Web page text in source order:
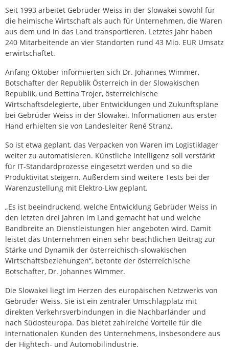
Seit 1993 arbeitet Gebrüder Weiss in der Slowakei sowohl für
die heimische Wirtschaft als auch für Unternehmen, die Waren
aus dem und in das Land transportieren. Letztes Jahr haben
240 Mitarbeitende an vier Standorten rund 43 Mio. EUR Umsatz
erwirtschaftet.
Anfang Oktober informierten sich Dr. Johannes Wimmer,
Botschafter der Republik Österreich in der Slowakischen
Republik, und Bettina Trojer, österreichische
Wirtschaftsdelegierte, über Entwicklungen und Zukunftspläne
bei Gebrüder Weiss in der Slowakei. Informationen aus erster
Hand erhielten sie von Landesleiter René Stranz.
So ist etwa geplant, das Verpacken von Waren im Logistiklager
weiter zu automatisieren. Künstliche Intelligenz soll verstärkt
für IT-Standardprozesse eingesetzt werden und so die
Produktivität steigern. Außerdem sind weitere Tests bei der
Warenzustellung mit Elektro-Lkw geplant.
„Es ist beeindruckend, welche Entwicklung Gebrüder Weiss in
den letzten drei Jahren im Land gemacht hat und welche
Bandbreite an Dienstleistungen hier angeboten wird. Damit
leistet das Unternehmen einen sehr beachtlichen Beitrag zur
Stärke und Dynamik der österreichisch-slowakischen
Wirtschaftsbeziehungen“, betonte der österreichische
Botschafter, Dr. Johannes Wimmer.
Die Slowakei liegt im Herzen des europäischen Netzwerks von
Gebrüder Weiss. Sie ist ein zentraler Umschlagplatz mit
direkten Verkehrsverbindungen in die Nachbarländer und
nach Südosteuropa. Das bietet zahlreiche Vorteile für die
internationalen Kunden des Unternehmens, insbesondere aus
der Hightech- und Automobilindustrie.